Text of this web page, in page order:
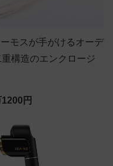
モスが手がけるオーデ
構造のエンクロージ
円